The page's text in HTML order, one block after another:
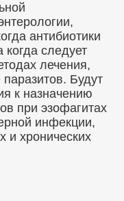
антибиотики
следует
лечения,
Будут
к назначению
при эзофагитах
инфекции,
и хронических